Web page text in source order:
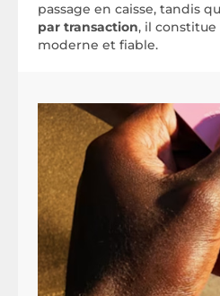
passage en caisse, tandis
par transaction, il
moderne et fiable.